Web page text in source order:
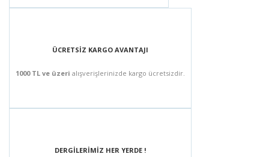
ÜCRETSİZ KARGO AVANTAJI
1000 TL ve üzeri alışverişlerinizde kargo ücretsizdir.
DERGİLERİMİZ HER YERDE !